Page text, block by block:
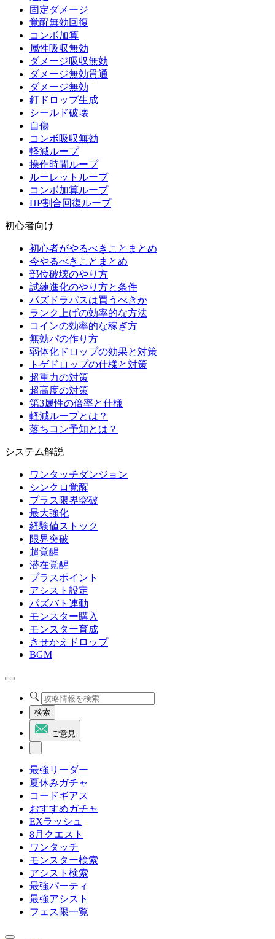
固定ダメージ
覚醒無効回復
コンボ加算
属性吸収無効
ダメージ吸収無効
ダメージ無効貫通
ダメージ無効
釘ドロップ生成
シールド破壊
自傷
コンボ吸収無効
軽減ループ
操作時間ループ
ルーレットループ
コンボ加算ループ
HP割合回復ループ
初心者向け
初心者がやるべきことまとめ
今やるべきことまとめ
部位破壊のやり方
試練進化のやり方と条件
パズドラパスは買うべきか
ランク上げの効率的な方法
コインの効率的な稼ぎ方
無効パの作り方
弱体化ドロップの効果と対策
トゲドロップの仕様と対策
超重力の対策
超高度の対策
第3属性の倍率と仕様
軽減ループとは？
落ちコン予知とは？
システム解説
ワンタッチダンジョン
シンクロ覚醒
プラス限界突破
最大強化
経験値ストック
限界突破
超覚醒
潜在覚醒
プラスポイント
アシスト設定
パズバト連動
モンスター購入
モンスター育成
きせかえドロップ
BGM
検索
ご意見
最強リーダー
夏休みガチャ
コードギアス
おすすめガチャ
EXラッシュ
8月クエスト
ワンタッチ
モンスター検索
アシスト検索
最強パーティ
最強アシスト
フェス限一覧